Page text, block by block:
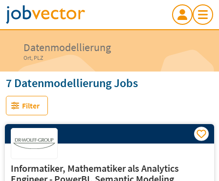
Datenmodellierung
Ort, PLZ
7 Datenmodellierung Jobs
Filter
Informatiker, Mathematiker als Analytics